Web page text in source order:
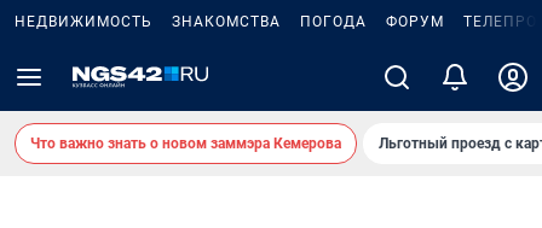
НЕДВИЖИМОСТЬ ЗНАКОМСТВА ПОГОДА ФОРУМ
Что важно знать о новом заммэра Кемерова Льготный проезд с